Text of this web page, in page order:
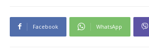
Facebook WhatsApp